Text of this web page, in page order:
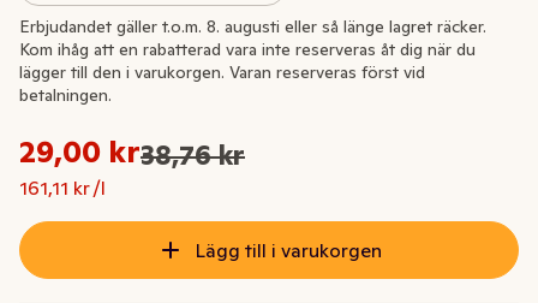
Extrapris
Ursprungspriset var: 38,76 kr
Nuvarande pris är: 29,00 kr
29,00 kr38,76 kr
161,11 kr /l
Styckpris: 161,11 kr /l
Erbjudandet gäller t.o.m. 8. augusti eller så länge lagret räcker.
Kom ihåg att en rabatterad vara inte reserveras åt dig när du
lägger till den i varukorgen. Varan reserveras först vid
betalningen.
Lägg till i varukorgen